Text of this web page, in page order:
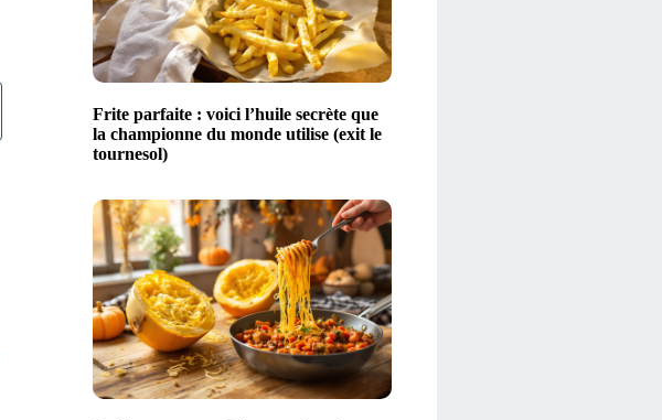
Frite parfaite : voici l’huile secrète que
la championne du monde utilise (exit le
tournesol)